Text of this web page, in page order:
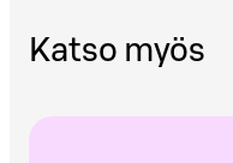
Katso myös